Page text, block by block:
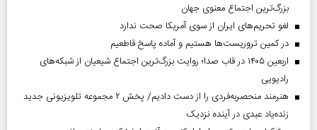
بزرگ‌ترین اجتماع معنوی جهان
لغو تحریم‌های ایران از سوی آمریکا صحت ندارد
در کمین تروریست‌ها هستیم و آماده پاسخ قاطعیم
اربعین ۱۴۰۵ در قاب صدا؛ روایت بزرگ‌ترین اجتماع شیعیان از شبکه‌های
رادیویی
هنرمند منحصر‌به‌فردی را از دست دادیم/ پخش ۲ مجموعه تلویزیونی جدید
زنده‌یاد عبدی در آینده نزدیک